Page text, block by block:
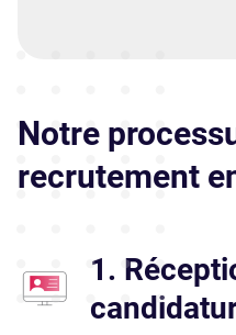
Notre
recrutement
1.